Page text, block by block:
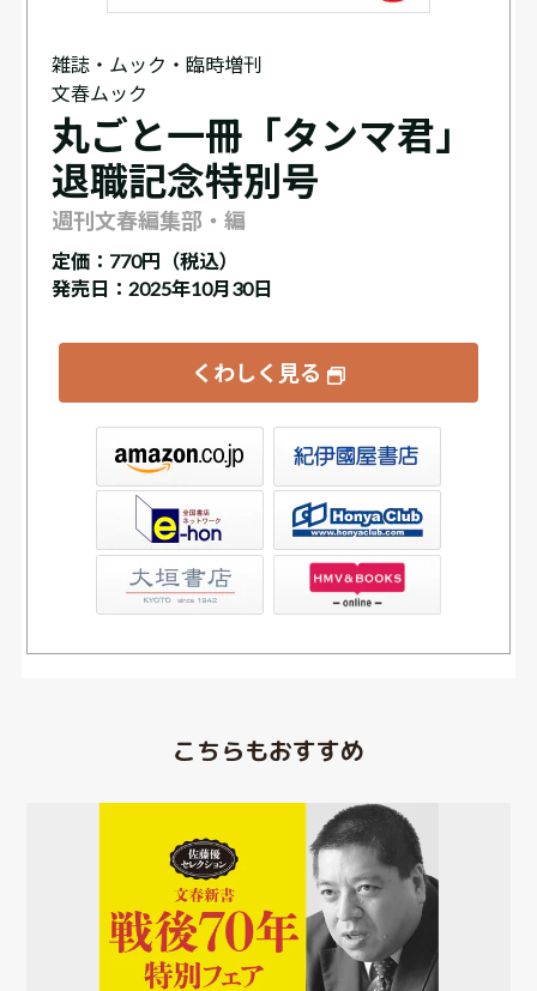
雑誌・ムック・臨時増刊
文春ムック
丸ごと一冊「タンマ君」
退職記念特別号
週刊文春編集部・編
定価： 770円（税込）
発売日：2025年10月30日
くわしく見る
こちらもおすすめ